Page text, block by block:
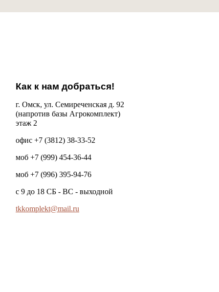
Как к нам добраться!
г. Омск, ул. Семиреченская д. 92
(напротив базы Агрокомплект)
этаж 2
офис +7 (3812) 38-33-52
моб +7 (999) 454-36-44
моб +7 (996) 395-94-76
с 9 до 18 СБ - ВС - выходной
tkkomplekt@mail.ru